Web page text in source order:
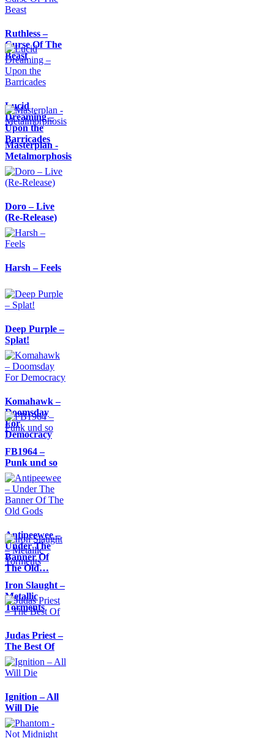
Ruthless –
Curse Of The
Beast
Lucid
Dreaming –
Upon the
Barricades
Masterplan -
Metalmorphosis
Doro – Live
(Re-Release)
Harsh – Feels
Deep Purple –
Splat!
Komahawk –
Doomsday
For
Democracy
FB1964 –
Punk und so
Antipeewee –
Under The
Banner Of
The Old…
Iron Slaught –
Metallic
Torments
Judas Priest –
The Best Of
Ignition – All
Will Die